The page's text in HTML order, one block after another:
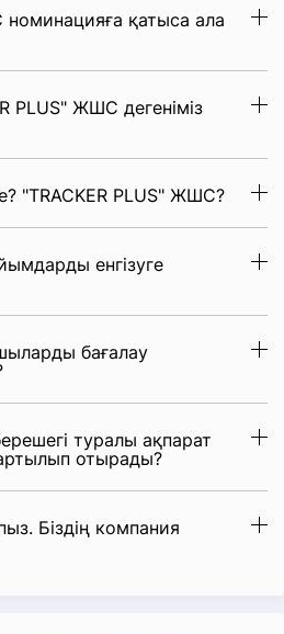
қатыса ала
PLUS" ЖШС дегеніміз
"TRACKER PLUS" ЖШС?
енгізуге
бағалау
туралы ақпарат
отырады?
Біздің компания